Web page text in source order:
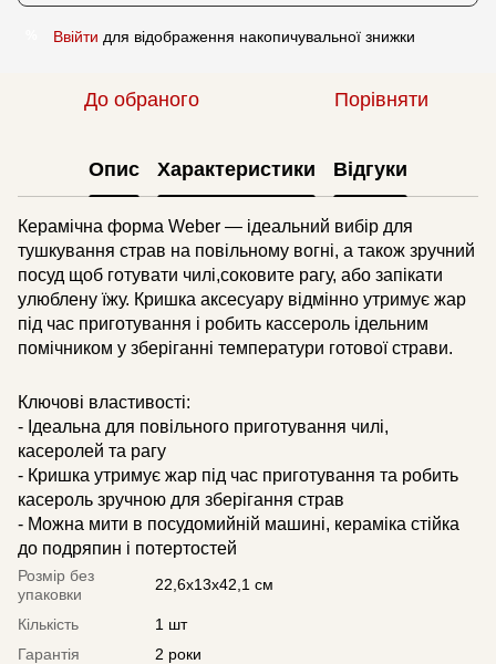
Ввійти для відображення накопичувальної знижки
До обраного Порівняти
Опис Характеристики Відгуки
Керамічна форма Weber — ідеальний вибір для
тушкування страв на повільному вогні, а також зручний
посуд щоб готувати чилі,соковите рагу, або запікати
улюблену їжу. Кришка аксесуару відмінно утримує жар
під час приготування і робить кассероль ідельним
помічником у зберіганні температури готової страви.
Ключові властивості:
- Ідеальна для повільного приготування чилі,
касеролей та рагу
- Кришка утримує жар під час приготування та робить
касероль зручною для зберігання страв
- Можна мити в посудомийній машині, кераміка стійка
до подряпин і потертостей
Розмір без
упаковки
22,6x13x42,1 см
Кількість
1 шт
Гарантія
2 роки